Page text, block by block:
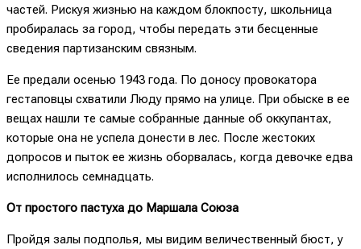
частей. Рискуя жизнью на каждом блокпосту, школьница
пробиралась за город, чтобы передать эти бесценные
сведения партизанским связным.
Ее предали осенью 1943 года. По доносу провокатора
гестаповцы схватили Люду прямо на улице. При обыске в ее
вещах нашли те самые собранные данные об оккупантах,
которые она не успела донести в лес. После жестоких
допросов и пыток ее жизнь оборвалась, когда девочке едва
исполнилось семнадцать.
От простого пастуха до Маршала Союза
Пройдя залы подполья, мы видим величественный бюст, у